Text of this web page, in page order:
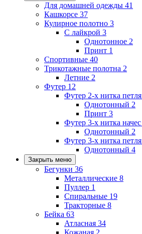
Для домашней одежды 41
Кашкорсе 37
Кулирное полотно 3
С лайкрой 3
Однотонное 2
Принт 1
Спортивные 40
Трикотажные полотна 2
Летние 2
Футер 12
Футер 2-х нитка петля
Однотонный 2
Принт 3
Футер 3-х нитка начес
Однотонный 2
Футер 3-х нитка петля
Однотонный 4
Закрыть меню
Бегунки 36
Металлические 8
Пуллер 1
Спиральные 19
Тракторные 8
Бейка 63
Атласная 34
Кожаная 2